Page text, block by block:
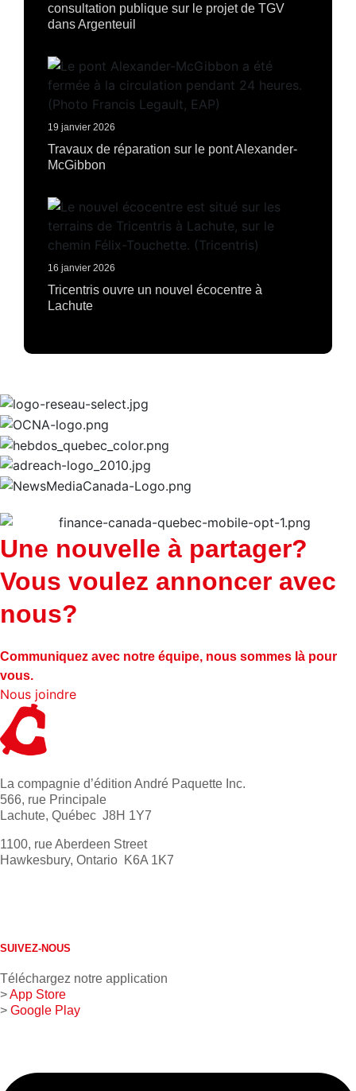
consultation publique sur le projet de TGV
dans Argenteuil
19 janvier 2026
Travaux de réparation sur le pont Alexander-
McGibbon
16 janvier 2026
Tricentris ouvre un nouvel écocentre à
Lachute
Une nouvelle à partager?
Vous voulez annoncer avec
nous?
Communiquez avec notre équipe, nous sommes là pour
vous.
Nous joindre
La compagnie d’édition André Paquette Inc.
566, rue Principale
Lachute, Québec J8H 1Y7
1100, rue Aberdeen Street
Hawkesbury, Ontario K6A 1K7
SUIVEZ-NOUS
Téléchargez notre application
>App Store
> Google Play